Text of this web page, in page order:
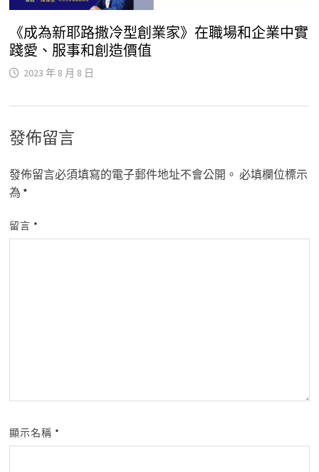
《成為新耶路撒冷型創業家》在職場和企業中實
踐愛、服事和創造價值
2023 年 8 月 8 日
發佈留言
發佈留言必須填寫的電子郵件地址不會公開。 必填欄位標示
為 *
留言 *
顯示名稱 *